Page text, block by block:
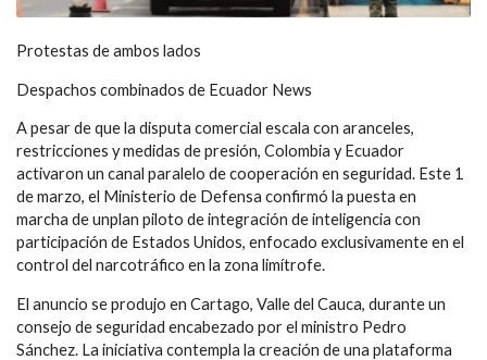
Protestas de ambos lados
Despachos combinados de Ecuador News
A pesar de que la disputa comercial escala con aranceles,
restricciones y medidas de presión, Colombia y Ecuador
activaron un canal paralelo de cooperación en seguridad. Este 1
de marzo, el Ministerio de Defensa confirmó la puesta en
marcha de unplan piloto de integración de inteligencia con
participación de Estados Unidos, enfocado exclusivamente en el
control del narcotráfico en la zona limítrofe.
El anuncio se produjo en Cartago, Valle del Cauca, durante un
consejo de seguridad encabezado por el ministro Pedro
Sánchez. La iniciativa contempla la creación de una plataforma